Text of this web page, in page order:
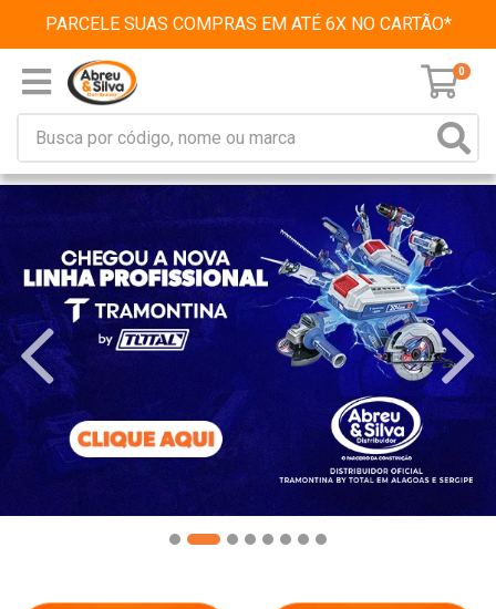
PARCELE SUAS COMPRAS EM ATÉ 6X NO CARTÃO*
0